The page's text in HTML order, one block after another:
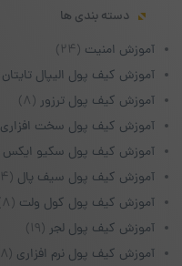
دسته بندی ها
آموزش امنیت (۲۴)
آموزش کیف پول الیپال تایتان
آموزش کیف پول ترزور (۸)
آموزش کیف پول سخت افزاری
آموزش کیف پول سکیو ایکس
آموزش کیف پول سیف پال (۴)
آموزش کیف پول کول ولت (۸)
آموزش کیف پول لجر (۱۹)
آموزش کیف پول نرم افزاری (۷۸)